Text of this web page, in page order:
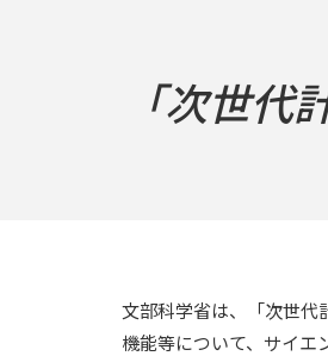
「次世
文部科学省は、「次世代
機能等について、サイエ